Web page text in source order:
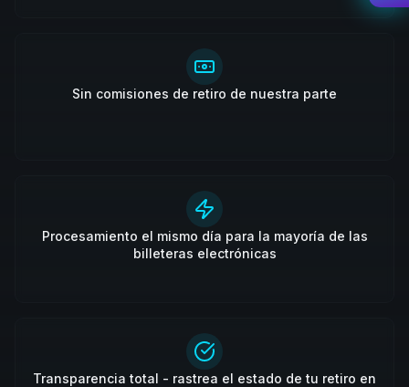
Sin comisiones de retiro de nuestra parte
Procesamiento el mismo día para la mayoría de las
billeteras electrónicas
Transparencia total - rastrea el estado de tu retiro en